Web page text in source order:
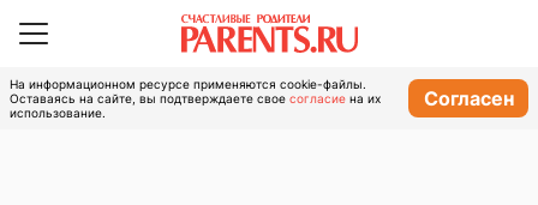
На информационном ресурсе применяются cookie-файлы.
Оставаясь на сайте, вы подтверждаете свое согласие на их
использование.
Согласен